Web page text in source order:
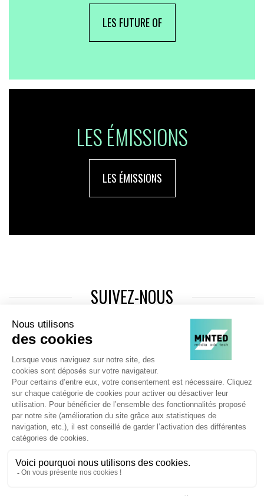
LES FUTURE OF
LES ÉMISSIONS
LES ÉMISSIONS
SUIVEZ-NOUS
Agence web:Novius